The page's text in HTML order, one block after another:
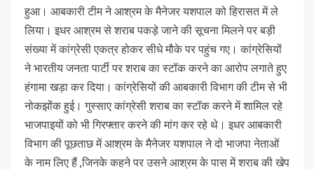
हुआ। आबकारी टीम ने आश्रम के मैनेजर यशपाल को हिरासत में ले
लिया। इधर आश्रम से शराब पकड़े जाने की सूचना मिलने पर बड़ी
संख्या में कांग्रेसी एकत्र होकर सीधे मौके पर पहुंच गए। कांग्रेसियों
ने भारतीय जनता पार्टी पर शराब का स्टॉक करने का आरोप लगाते हुए
हंगामा खड़ा कर दिया। कांग्रेसियों की आबकारी विभाग की टीम से भी
नोकझोंक हुई। गुस्साए कांग्रेसी शराब का स्टॉक करने में शामिल रहे
भाजपाइयों को भी गिरफ्तार करने की मांग कर रहे थे। इधर आबकारी
विभाग की पूछताछ में आश्रम के मैनेजर यशपाल ने दो भाजपा नेताओं
के नाम लिए हैं ,जिनके कहने पर उसने आश्रम के पास में शराब की खेप